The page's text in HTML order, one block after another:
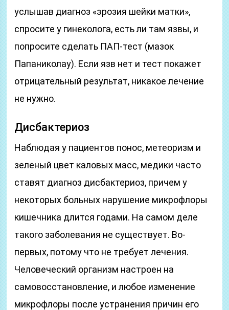
услышав диагноз «эрозия шейки матки»,
спросите у гинеколога, есть ли там язвы, и
попросите сделать ПАП-тест (мазок
Папаниколау). Если язв нет и тест покажет
отрицательный результат, никакое лечение
не нужно.
Дисбактериоз
Наблюдая у пациентов понос, метеоризм и
зеленый цвет каловых масс, медики часто
ставят диагноз дисбактериоз, причем у
некоторых больных нарушение микрофлоры
кишечника длится годами. На самом деле
такого заболевания не существует. Во-
первых, потому что не требует лечения.
Человеческий организм настроен на
самовосстановление, и любое изменение
микрофлоры после устранения причин его